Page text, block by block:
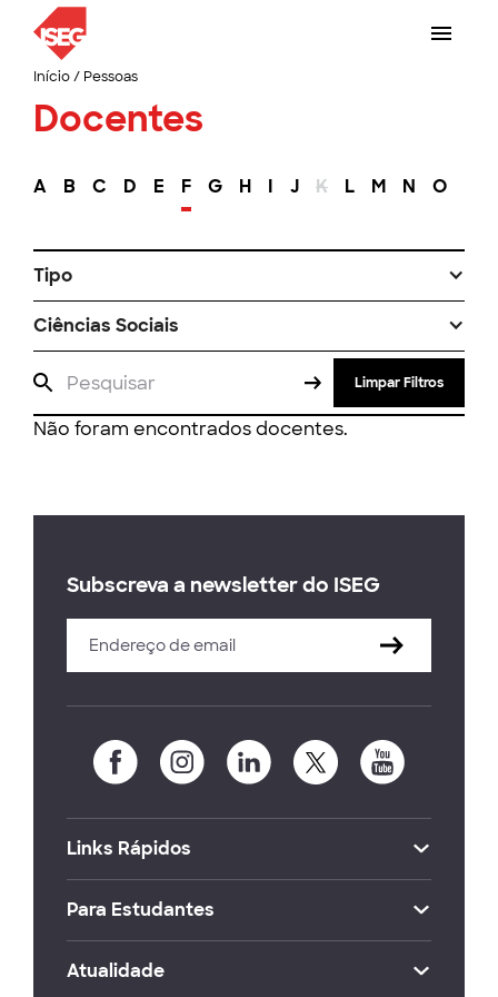
Início/ Pessoas
Docentes
A B C D E F G H I J K L M N O
Tipo
Ciências Sociais
Limpar Filtros
Não foram encontrados docentes.
Subscreva a newsletter do ISEG
Links Rápidos
Para Estudantes
Atualidade